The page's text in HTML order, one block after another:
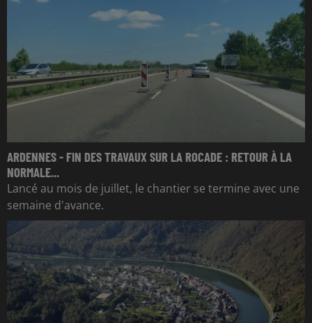
ARDENNES - FIN DES TRAVAUX SUR LA ROCADE : RETOUR À LA
NORMALE...
Lancé au mois de juillet, le chantier se termine avec une
semaine d'avance.